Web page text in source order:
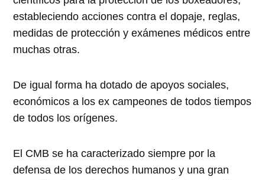
estableciendo acciones contra el dopaje, reglas,
medidas de protección y exámenes médicos entre
muchas otras.
De igual forma ha dotado de apoyos sociales,
económicos a los ex campeones de todos tiempos
de todos los orígenes.
El CMB se ha caracterizado siempre por la
defensa de los derechos humanos y una gran